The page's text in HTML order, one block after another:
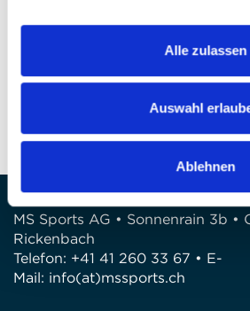
Alle zulassen
Auswahl
Ablehnen
Wir stehen gerne zur Verfügung!
Telefon: +41 41 260 33 67
MS Sports AG • Sonnenrain 3b •
Rickenbach
Telefon: +41 41 260 33 67 • E-
Mail: info(at)mssports.ch